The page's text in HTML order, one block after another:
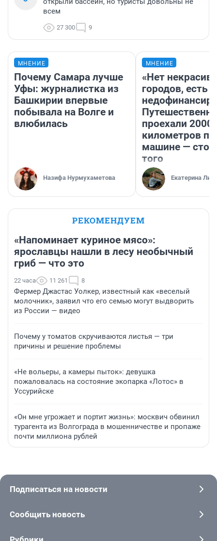
всем
27 300 9
МНЕНИЕ
Почему Самара лучше
Уфы: журналистка из
Башкирии впервые
побывала на Волге и
влюбилась
Назифа Нурмухаметова
МНЕНИЕ
«Нет
городов, есть
проехали 2000
километров по
машине —
того
Екатерина
РЕКОМЕНДУЕМ
«Напоминает куриное мясо»:
ярославцы нашли в лесу необычный
гриб — что это
22 часа 11 261 8
Фермер Джастас Уолкер, известный как «веселый
молочник», заявил что его семью могут выдворить
из России — видео
Почему у томатов скручиваются листья — три
причины и решение проблемы
«Не вольеры, а камеры пыток»: девушка
пожаловалась на состояние экопарка «Лотос» в
Уссурийске
«Он мне угрожает и портит жизнь»: москвич обвинил
турагента из Волгограда в мошенничестве и пропаже
почти миллиона рублей
Подписаться на новости
Сообщить новость